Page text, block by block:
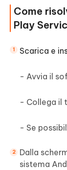
Come
Play
Scarica e
- Avvia il
- Collega il
- Se
Dalla
sistema